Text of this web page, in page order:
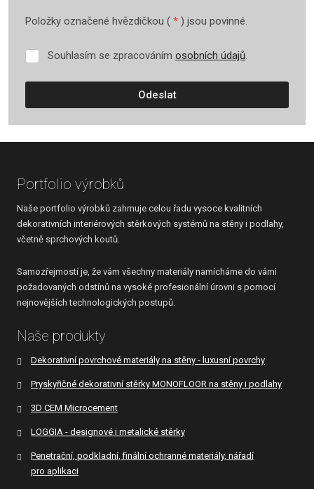
Položky označené hvězdičkou ( * ) jsou povinné.
Souhlasím
zpracováním
Souhlasím se zpracováním osobních údajů.
Odeslat
se
odeslat.
Portfolio výrobků
Naše portfolio výrobků zahrnuje celou řadu vysoce kvalitních
dekorativních interiérových stěrkových systémů na stěny i podlahy,
včetně sprchových koutů.
Samozřejmostí je, že vám všechny materiály namícháme do vámi
požadovaných odstínů na vysoké profesionální úrovni s pomocí
nejnovějších technologických postupů.
Naše produkty
Dekorativní povrchové materiály na stěny - luxusní povrchy
Pryskyřičné dekorativní stěrky MONOFLOOR na stěny i podlahy
3D CEM Microcement
LOGGIA - designové i metalické stěrky
Penetrační, podkladní, finální ochranné materiály, nářadí
pro aplikaci